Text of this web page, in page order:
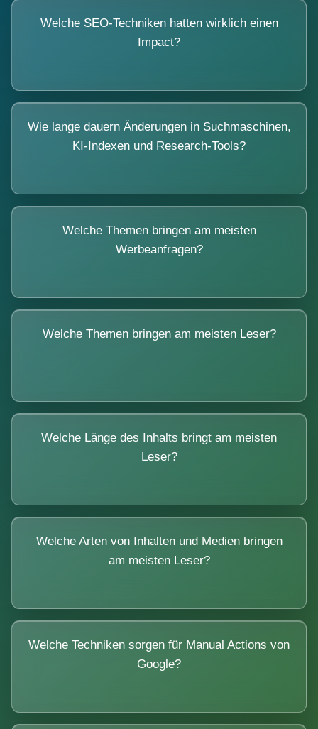
Welche SEO-Techniken hatten wirklich einen
Impact?
Wie lange dauern Änderungen in Suchmaschinen,
KI-Indexen und Research-Tools?
Welche Themen bringen am meisten
Werbeanfragen?
Welche Themen bringen am meisten Leser?
Welche Länge des Inhalts bringt am meisten
Leser?
Welche Arten von Inhalten und Medien bringen
am meisten Leser?
Welche Techniken sorgen für Manual Actions von
Google?